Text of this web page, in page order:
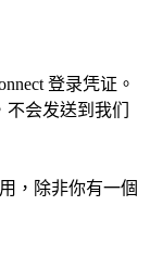
登录凭证。
会发送到我们
，除非你有一個